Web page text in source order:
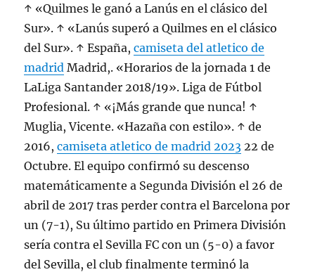
↑ «Quilmes le ganó a Lanús en el clásico del
Sur». ↑ «Lanús superó a Quilmes en el clásico
del Sur». ↑ España,camiseta del atletico de
madrid Madrid,. «Horarios de la jornada 1 de
LaLiga Santander 2018/19». Liga de Fútbol
Profesional. ↑ «¡Más grande que nunca! ↑
Muglia, Vicente. «Hazaña con estilo». ↑ de
2016,camiseta atletico de madrid 2023 22 de
Octubre. El equipo confirmó su descenso
matemáticamente a Segunda División el 26 de
abril de 2017 tras perder contra el Barcelona por
un (7-1), Su último partido en Primera División
sería contra el Sevilla FC con un (5-0) a favor
del Sevilla, el club finalmente terminó la